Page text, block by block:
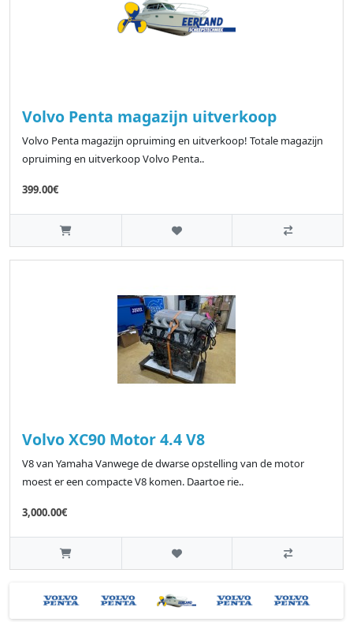
Volvo Penta magazijn uitverkoop
Volvo Penta magazijn opruiming en uitverkoop! Totale magazijn
opruiming en uitverkoop Volvo Penta..
399.00€
Volvo XC90 Motor 4.4 V8
V8 van Yamaha Vanwege de dwarse opstelling van de motor
moest er een compacte V8 komen. Daartoe rie..
3,000.00€